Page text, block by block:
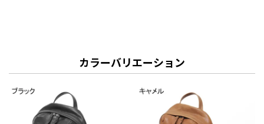
カラーバリエーション